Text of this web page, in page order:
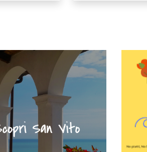
Vito" - Portale turistico del Comune di